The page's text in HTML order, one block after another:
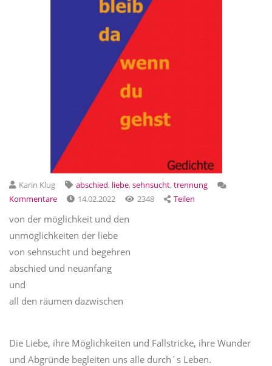
Karin Klug abschied, liebe, sehnsucht, trennung
Kommentare
14.02.2022 2348 Teilen
von der möglichkeit und den
unmöglichkeiten der liebe
von sehnsucht und begehren
abschied und neuanfang
und
all den räumen dazwischen
Die Liebe, ihre Möglichkeiten und Fallstricke, ihre Wunder
und Abgründe begleiten uns alle durch´s Leben.